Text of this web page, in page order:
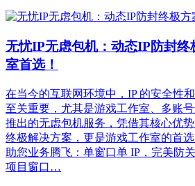
无忧IP无虑包机：动态IP防封终
室首选！
在当今的互联网环境中，IP 的安全性
至关重要，尤其是游戏工作室、多账
推出的无虑包机服务，凭借其核心优
终极解决方案，更是游戏工作室的首
助您业务腾飞：单窗口单 IP，完美防
项目窗口…